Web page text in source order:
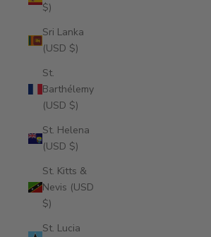
$)
Sri Lanka
(USD $)
St.
Barthélemy
(USD $)
St. Helena
(USD $)
St. Kitts &
Nevis (USD
$)
St. Lucia